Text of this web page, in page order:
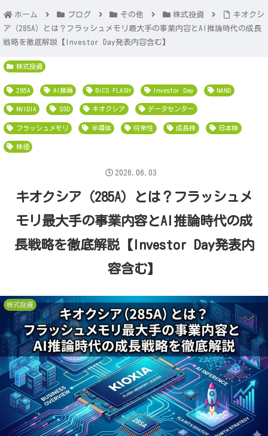
ホーム ブログ その他 株式投資
キオクシ
ア（285A）とは？フラッシュメモリ最大手の事業内容とAI推論時代の成長
戦略を徹底解説【Investor Day発表内容含む】
株式投資
285A AI推論 BiCS FLASH Investor Day NAND
NVIDIA SSD キオクシア データセンター
フラッシュメモリ 半導体 将来性 成長株 日本株
株価
キオクシア（285A）とは？フラッシュメ
モリ最大手の事業内容とAI推論時代の成
長戦略を徹底解説【Investor Day発表内
容含む】
株式投資
2026.06.03